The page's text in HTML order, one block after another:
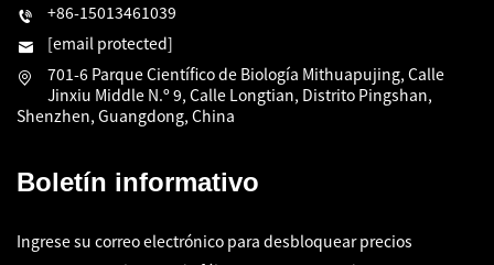
+86-15013461039
[email protected]
701-6 Parque Científico de Biología Mithuapujing, Calle
Jinxiu Middle N.º 9, Calle Longtian, Distrito Pingshan,
Shenzhen, Guangdong, China
Boletín informativo
Ingrese su correo electrónico para desbloquear precios